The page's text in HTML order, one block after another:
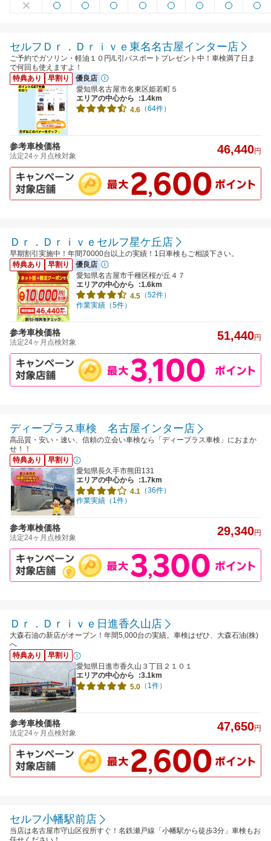
セルフＤｒ．Ｄｒｉｖｅ東名名古屋インター店
ご予約でガソリン・軽油１０円/L引パスポートプレゼント中！車検満了日ま
で何回も使えますよ！
特典あり
早割り
優良店
愛知県名古屋市名東区姫若町５
エリアの中心から
:1.4km
4.6 （64件）
参考車検価格
法定24ヶ月点検対象 46,440円
Ｄｒ．Ｄｒｉｖｅセルフ星ケ丘店
早期割引実施中！年間70000台以上の実績！1日車検もご相談下さい。
特典あり
早割り
優良店
愛知県名古屋市千種区桜が丘４７
エリアの中心から
:1.6km
4.5 （52件）
作業実績（5件）
参考車検価格
法定24ヶ月点検対象 51,440円
ディープラス車検 名古屋インター店
高品質・安い・速い、信頼の立会い車検なら「ディープラス車検」におまか
せ！！
特典あり
早割り
愛知県長久手市熊田131
エリアの中心から
:1.7km
4.1 （36件）
作業実績（1件）
参考車検価格
法定24ヶ月点検対象 29,340円
Ｄｒ．Ｄｒｉｖｅ日進香久山店
大森石油の新店がオープン！年間5,000台の実績。車検はぜひ、大森石油(株)
へ
特典あり
早割り
愛知県日進市香久山３丁目２１０１
エリアの中心から
:3.1km
5.0 （1件）
参考車検価格
法定24ヶ月点検対象 47,650円
セルフ小幡駅前店
当店は名古屋市守山区役所すぐ！名鉄瀬戸線「小幡駅から徒歩3分」車検もお